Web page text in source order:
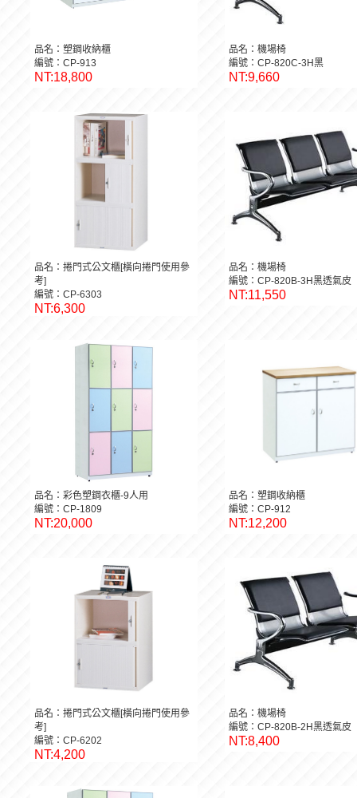
品名：塑鋼收納櫃
編號：CP-913
NT:18,800
品名：機場椅
編號：CP-820C-3H黑
NT:9,660
品名：捲門式公文櫃[橫向捲門使用參
考]
編號：CP-6303
NT:6,300
品名：機場椅
編號：CP-820B-3H黑透氣皮
NT:11,550
品名：彩色塑鋼衣櫃-9人用
編號：CP-1809
NT:20,000
品名：塑鋼收納櫃
編號：CP-912
NT:12,200
品名：捲門式公文櫃[橫向捲門使用參
考]
編號：CP-6202
NT:4,200
品名：機場椅
編號：CP-820B-2H黑透氣皮
NT:8,400